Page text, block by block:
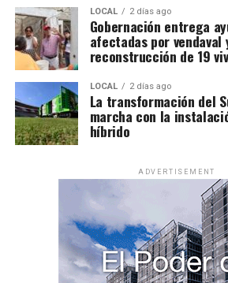
LOCAL 2 días ago
Gobernación entrega
afectadas por vendaval
reconstrucción de 19
LOCAL 2 días ago
La transformación del
marcha con la
híbrido
ADVERTISEMENT